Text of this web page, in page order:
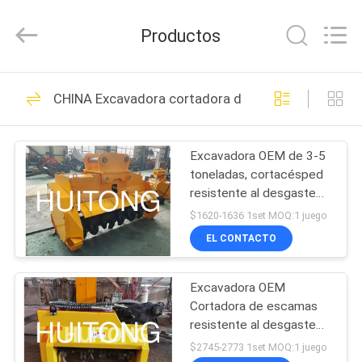
CASA
PRODUCTOS
ESPECTÁCULO
VR
SOBRE
NOSOTROS
Huitong
Machinery
All
Reserved.
Cubo de la roca del
excavador
258
cubo resistente del
excavador
158
Productos
CHINA Excavadora cortadora de hojas
Excavadora OEM de 3-5
toneladas, cortacésped
resistente al desgaste
para deshierbe en
carretera y recorte de
zonas verdes
$1620-1636 1set MOQ:1 juego
EL CONTACTO
Excavadora OEM
Cortadora de escamas
resistente al desgaste
Excavadora de 20
$2745-2773 1set MOQ:1 juego